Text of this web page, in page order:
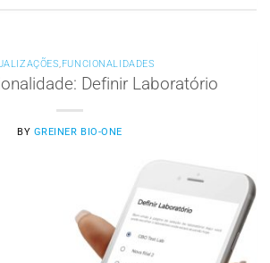
FUNCIONALIDADES
Definir Laboratório
BY GREINER BIO-ONE